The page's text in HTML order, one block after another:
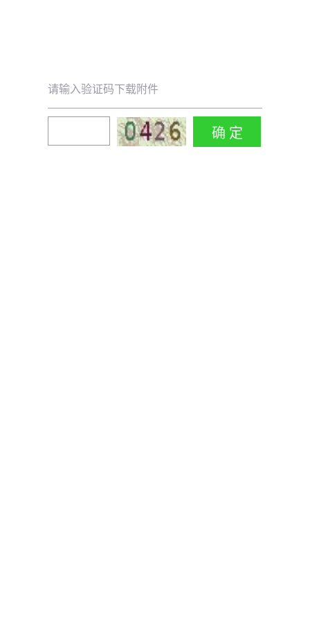
请输入验证码下载附件